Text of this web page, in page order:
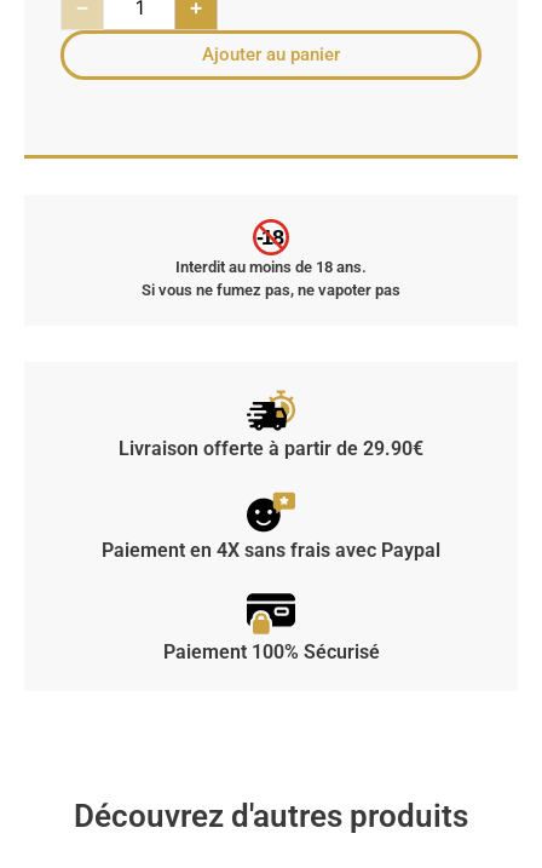
− +
Ajouter au panier
-18
Interdit au moins de 18 ans.
Si vous ne fumez pas, ne vapoter pas
Livraison offerte à partir de 29.90€
Paiement en 4X sans frais avec Paypal
Paiement 100% Sécurisé
Découvrez d'autres produits